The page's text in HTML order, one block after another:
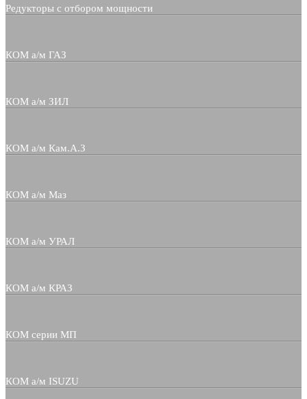
Редукторы с отбором мощности
КОМ а/м ГАЗ
КОМ а/м ЗИЛ
КОМ а/м Кам.А.З
КОМ а/м Маз
КОМ а/м УРАЛ
КОМ а/м КРАЗ
КОМ серии МП
КОМ а/м ISUZU